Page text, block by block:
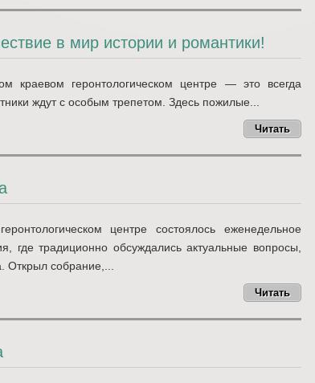
в мир истории и романтики!
краевом геронтологическом центре — это всегда
ждут с особым трепетом. Здесь пожилые...
Читать
центре состоялось еженедельное
где традиционно обсуждались актуальные вопросы,
Открыл собрание,...
Читать